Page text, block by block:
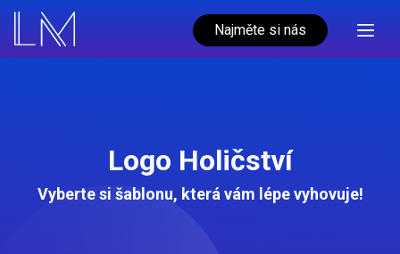
Najměte si nás
Logo Holičství
Vyberte si šablonu, která vám lépe vyhovuje!